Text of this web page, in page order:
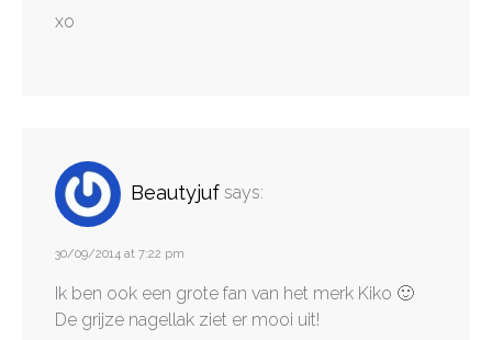
xo
Beautyjuf says:
30/09/2014 at 7:22 pm
Ik ben ook een grote fan van het merk Kiko 🙂
De grijze nagellak ziet er mooi uit!